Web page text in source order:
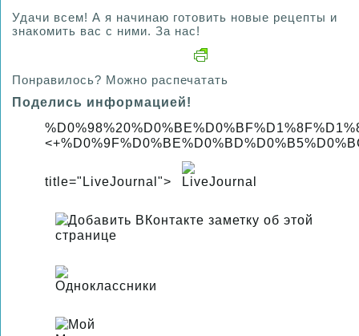
Удачи всем! А я начинаю готовить новые рецепты и
знакомить вас с ними. За нас!
Понравилось? Можно распечатать
Поделись информацией!
title="LiveJournal">